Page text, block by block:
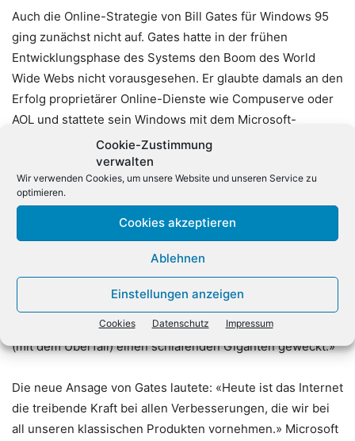
Cookie-Zustimmung
verwalten
Wir verwenden Cookies, um unsere Website und unseren Service zu
optimieren.
Cookies akzeptieren
Ablehnen
Einstellungen anzeigen
Cookies Datenschutz Impressum
Auch die Online-Strategie von Bill Gates für Windows 95
ging zunächst nicht auf. Gates hatte in der frühen
Entwicklungsphase des Systems den Boom des World
Wide Webs nicht vorausgesehen. Er glaubte damals an den
Erfolg proprietärer Online-Dienste wie Compuserve oder
AOL und stattete sein Windows mit dem Microsoft-
Gegenstück MSN aus. Erst als Netscape mit seinem
Browser den Markt überrannte, erkannte Gates die
Herausforderung. Vier Monate nach der Premiere von
Windows 95 rief Gates zu einem «Internet-Strategie-
Workshop» nach Seattle und änderte seinen Online-Kurs
um 180 Grad. Gates wählte einen außergewöhnlichen
historischen Vergleich, um die neue Strategie zu
verdeutlichen. Am Jahrestag des Überfalls Japans auf
Pearl Harbour erinnerte er an den Kommentar des
japanischen Admirals Yamamoto, «er fürchte, sie hätten
(mit dem Überfall) einen schlafenden Giganten geweckt.»
Die neue Ansage von Gates lautete: «Heute ist das Internet
die treibende Kraft bei allen Verbesserungen, die wir bei
all unseren klassischen Produkten vornehmen.» Microsoft